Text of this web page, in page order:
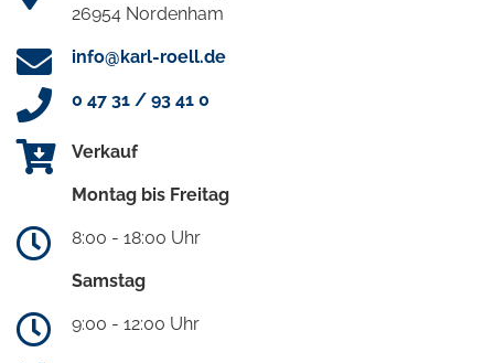
26954 Nordenham
info@karl-roell.de
0 47 31 / 93 41 0
Verkauf
Montag bis Freitag
8:00 - 18:00 Uhr
Samstag
9:00 - 12:00 Uhr